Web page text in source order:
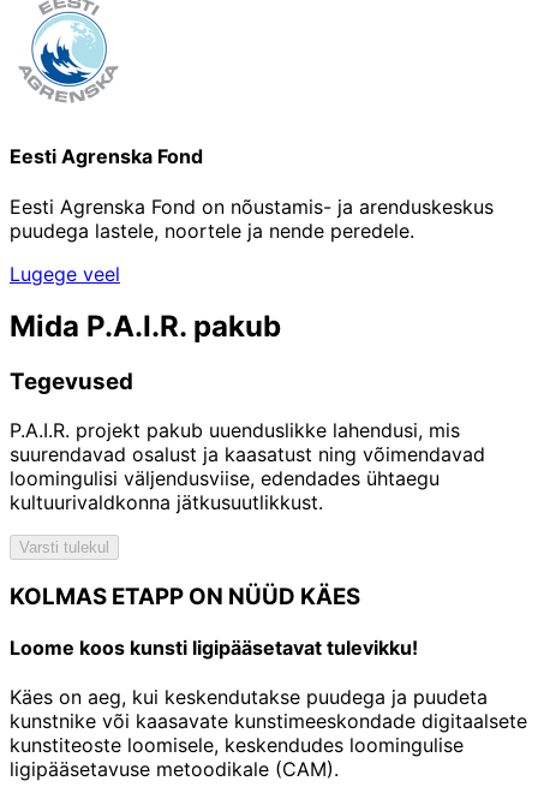
Eesti Agrenska Fond
Eesti Agrenska Fond on nõustamis- ja arenduskeskus
puudega lastele, noortele ja nende peredele.
Lugege veel
Mida P.A.I.R. pakub
Tegevused
P.A.I.R. projekt pakub uuenduslikke lahendusi, mis
suurendavad osalust ja kaasatust ning võimendavad
loomingulisi väljendusviise, edendades ühtaegu
kultuurivaldkonna jätkusuutlikkust.
Varsti tulekul
KOLMAS ETAPP ON NÜÜD KÄES
Loome koos kunsti ligipääsetavat tulevikku!
Käes on aeg, kui keskendutakse puudega ja puudeta
kunstnike või kaasavate kunstimeeskondade digitaalsete
kunstiteoste loomisele, keskendudes loomingulise
ligipääsetavuse metoodikale (CAM).